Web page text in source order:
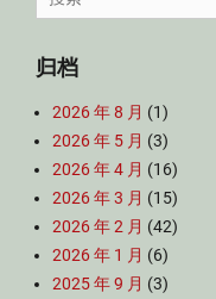
for:
归档
2026 年 8 月 (1)
2026 年 5 月 (3)
2026 年 4 月 (16)
2026 年 3 月 (15)
2026 年 2 月 (42)
2026 年 1 月 (6)
2025 年 9 月 (3)